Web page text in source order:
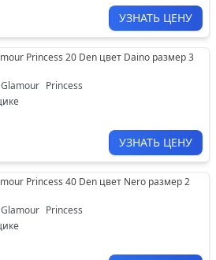
УЗНАТЬ ЦЕНУ
Princess 20 Den цвет Daino размер 3
Glamour Princess
УЗНАТЬ ЦЕНУ
Princess 40 Den цвет Nero размер 2
Glamour Princess